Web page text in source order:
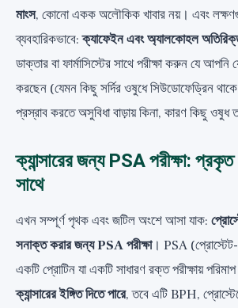
মাংস, কোনো একক অলৌকিক খাবার নয়। এবং
ব্যবহারিকভাবে:ক্যাফেইন এবং অ্যালকোহল
ডাক্তার বা ফার্মাসিস্টের সাথে পরীক্ষা করুন যে
করছেন (যেমন কিছু সর্দির ওষুধে সিউডোফেড্রিন থাকে,
প্রস্রাব করতে অসুবিধা বাড়ায় কিনা, কারণ কিছু ওষুধ
ক্যান্সারের জন্য PSA পরীক্ষা:
সাথে
এখন সম্পূর্ণ পৃথক এবং জটিল অংশে আসা যাক:
সনাক্ত করার জন্য PSA পরীক্ষা। PSA (প্রোস্টেট-
একটি প্রোটিন যা একটি সাধারণ রক্ত পরীক্ষায়
ক্যান্সারের ইঙ্গিত দিতে পারে, তবে এটি BPH,